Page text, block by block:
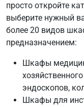
просто откройте
выберите нужный
более 20 видов
предназначением:
Шкафы
эндоскопов,
Шкафы для